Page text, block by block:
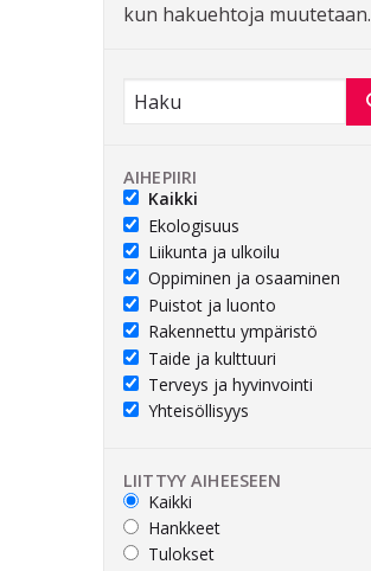
kun hakuehtoja muutetaan.
AIHEPIIRI
Kaikki
Ekologisuus
Liikunta ja ulkoilu
Oppiminen ja osaaminen
Puistot ja luonto
Rakennettu ympäristö
Taide ja kulttuuri
Terveys ja hyvinvointi
Yhteisöllisyys
LIITTYY AIHEESEEN
Kaikki
Hankkeet
Tulokset